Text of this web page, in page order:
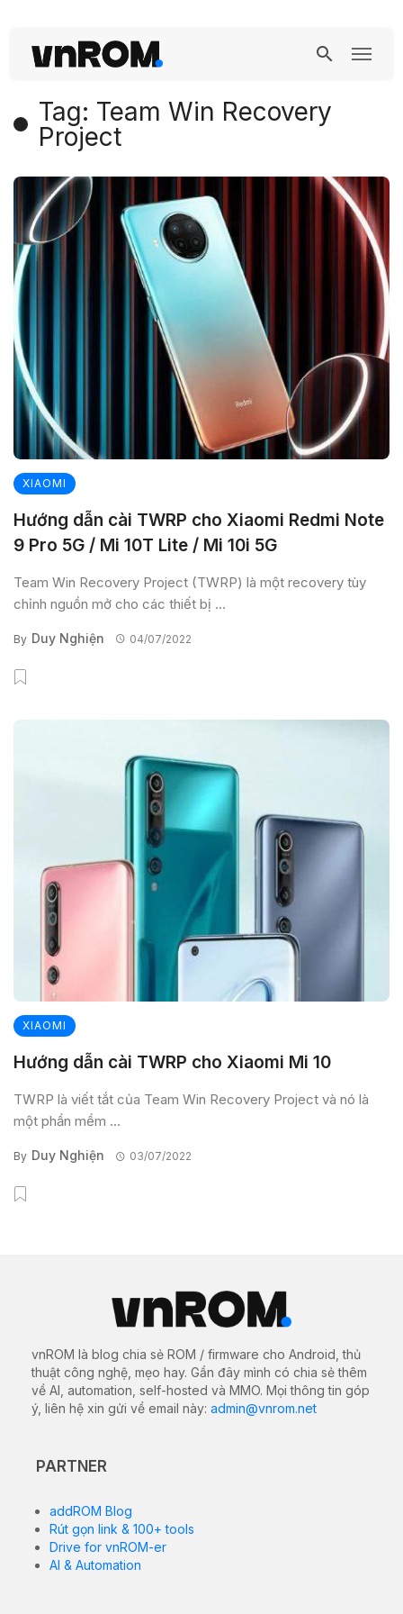
Tag: Team Win Recovery
Project
XIAOMI
Hướng dẫn cài TWRP cho Xiaomi Redmi Note
9 Pro 5G / Mi 10T Lite / Mi 10i 5G
Team Win Recovery Project (TWRP) là một recovery tùy
chỉnh nguồn mở cho các thiết bị ...
By Duy Nghiện 04/07/2022
XIAOMI
Hướng dẫn cài TWRP cho Xiaomi Mi 10
TWRP là viết tắt của Team Win Recovery Project và nó là
một phần mềm ...
By Duy Nghiện 03/07/2022
vnROM là blog chia sẻ ROM / firmware cho Android, thủ
thuật công nghệ, mẹo hay. Gần đây mình có chia sẻ thêm
về AI, automation, self-hosted và MMO. Mọi thông tin góp
ý, liên hệ xin gửi về email này: admin@vnrom.net
PARTNER
addROM Blog
Rút gọn link & 100+ tools
Drive for vnROM-er
AI & Automation